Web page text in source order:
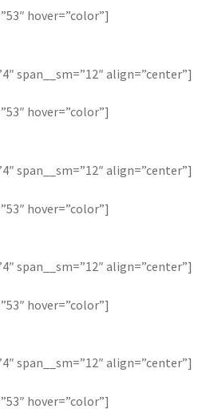
hover=”color”]
span__sm=”12″ align=”center”]
hover=”color”]
span__sm=”12″ align=”center”]
hover=”color”]
span__sm=”12″ align=”center”]
hover=”color”]
span__sm=”12″ align=”center”]
hover=”color”]